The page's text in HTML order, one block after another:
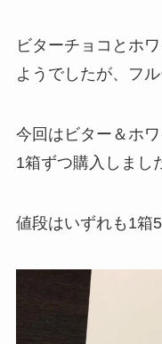
ビターチョコとホ
ようでしたが、フ
今回はビター＆ホ
1箱ずつ購入しまし
値段はいずれも1箱